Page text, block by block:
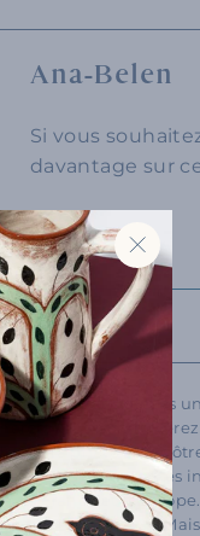
(Esc)"
Ana-Belen
Si vous
davantage sur
sont des pièces
vous ne
de la photo et le
irrégularités
de France et
délivré par La